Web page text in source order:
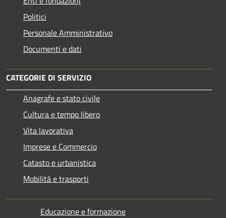
Politici
Personale Amministrativo
Documenti e dati
CATEGORIE DI SERVIZIO
Anagrafe e stato civile
Cultura e tempo libero
Vita lavorativa
Imprese e Commercio
Catasto e urbanistica
Mobilità e trasporti
Educazione e formazione